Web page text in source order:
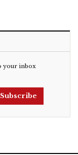
your inbox
Subscribe